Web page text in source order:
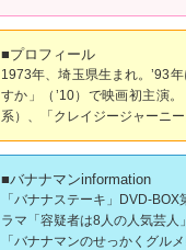
■プロフィール
1973年、埼玉県生まれ。’93
すか」（’10）で映画初主演
系）、「クレイジージャーニ
■バナナマンinformation
「バナナステーキ」DVD-
ラマ「容疑者は8人の人気芸
「バナナマンのせっかくグル